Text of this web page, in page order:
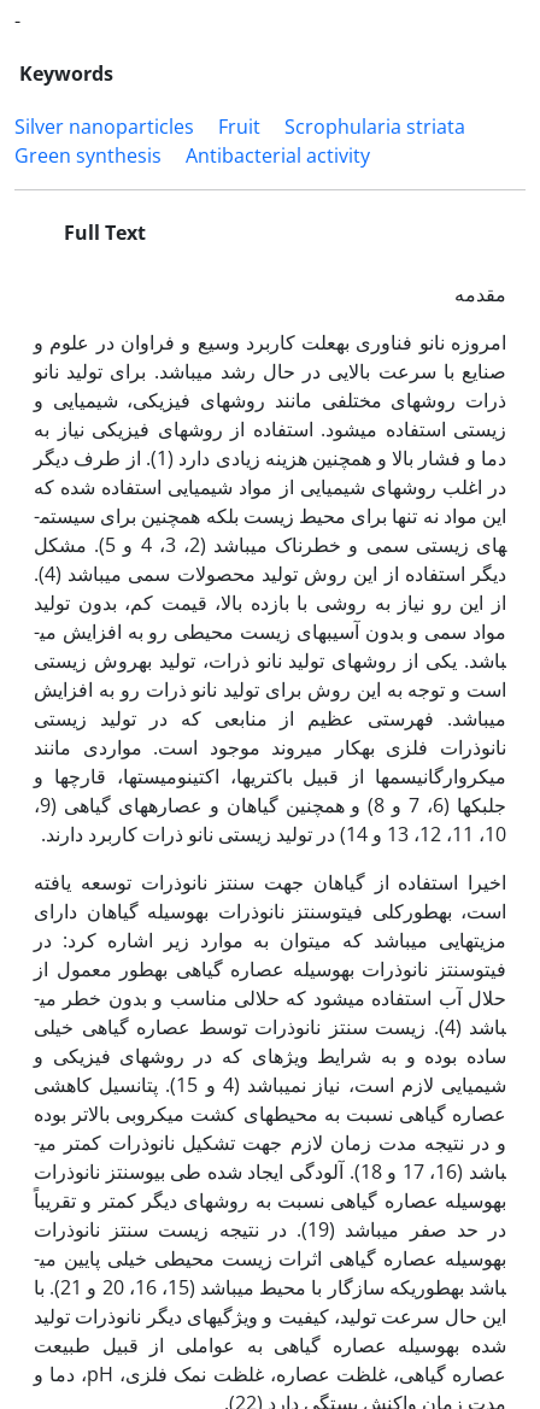
-
Keywords
Silver nanoparticles
Fruit
Scrophularia striata
Green synthesis
Antibacterial activity
Full Text
مقدمه
امروزه نانو فناوری به‫علت کاربرد وسیع و فراوان در علوم و
صنایع با سرعت بالایی در حال رشد می­باشد. برای تولید نانو
ذرات روش­های مختلفی مانند روش­های فیزیکی، شیمیایی و
زیستی استفاده می­شود. استفاده از روش­های فیزیکی نیاز به
دما و فشار بالا و همچنین هزینه زیادی دارد (1). از طرف دیگر
در اغلب روش­های شیمیایی از مواد شیمیایی استفاده شده که
این مواد نه تنها برای محیط زیست بلکه همچنین برای سیستم­
های زیستی سمی و خطرناک می­باشد (2، 3، 4 و 5). مشکل
دیگر استفاده از این روش تولید محصولات سمی می­باشد (4).
از این رو نیاز به روشی با بازده بالا، قیمت کم، بدون تولید
مواد سمی و بدون آسیب­های زیست محیطی رو به افزایش می­
باشد. یکی از روش­های تولید نانو ذرات، تولید به‫روش زیستی
است و توجه به این روش برای تولید نانو ذرات رو به افزایش
می­باشد. فهرستی عظیم از منابعی که در تولید زیستی
نانوذرات فلزی به‫کار می­روند موجود است. مواردی مانند
میکروارگانیسم­ها از قبیل باکتری­ها، اکتینومیست­ها، قارچ­ها و
جلبک­ها (6، 7 و 8) و همچنین گیاهان و عصاره­های گیاهی (9،
10، 11، 12، 13 و 14) در تولید زیستی نانو ذرات کاربرد دارند.
اخیرا استفاده از گیاهان جهت سنتز نانوذرات توسعه یافته
است، به­طور­کلی فیتوسنتز نانوذرات به‫وسیله گیاهان دارای
مزیت­هایی می­باشد که می­توان به موارد زیر اشاره کرد: در
فیتوسنتز نانوذرات به‫وسیله عصاره گیاهی به‫طور معمول از
حلال آب استفاده می­شود که حلالی مناسب و بدون خطر می­
باشد (4). زیست سنتز نانوذرات توسط عصاره گیاهی خیلی
ساده بوده و به شرایط ویژه­ای که در روش­های فیزیکی و
شیمیایی لازم است، نیاز نمی­باشد (4 و 15). پتانسیل کاهشی
عصاره گیاهی نسبت به محیط‫های کشت میکروبی بالاتر بوده
و در نتیجه مدت زمان لازم جهت تشکیل نانوذرات کمتر می­
باشد (16، 17 و 18). آلودگی ایجاد شده طی بیوسنتز نانوذرات
به‫وسیله عصاره گیاهی نسبت به روش­های دیگر کمتر و تقریباً
در حد صفر می­باشد (19). در نتیجه زیست سنتز نانوذرات
به‫وسیله عصاره گیاهی اثرات زیست محیطی خیلی پایین می­
باشد به­طوری­که سازگار با محیط می­باشد (15، 16، 20 و 21). با
این حال سرعت تولید، کیفیت و ویژگی­های دیگر نانوذرات تولید
شده به‫وسیله عصاره گیاهی به عواملی از قبیل طبیعت
عصاره گیاهی، غلظت عصاره، غلظت نمک فلزی، pH، دما و
مدت زمان واکنش بستگی دارد (22).